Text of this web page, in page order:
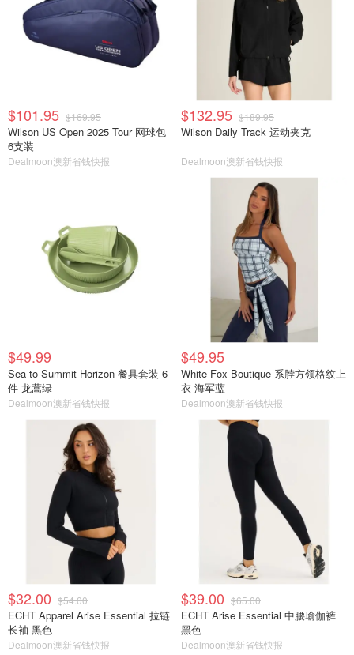
$101.95 $169.95
Wilson US Open 2025 Tour 网球包
6支装
Dealmoon澳新省钱快报
$132.95 $189.95
Wilson Daily Track 运动夹克
Dealmoon澳新省钱快报
$49.99
Sea to Summit Horizon 餐具套装 6
件 龙蒿绿
Dealmoon澳新省钱快报
$49.95
White Fox Boutique 系脖方领格纹上
衣 海军蓝
Dealmoon澳新省钱快报
$32.00 $54.00
ECHT Apparel Arise Essential 拉链
长袖 黑色
Dealmoon澳新省钱快报
$39.00 $65.00
ECHT Arise Essential 中腰瑜伽裤
黑色
Dealmoon澳新省钱快报